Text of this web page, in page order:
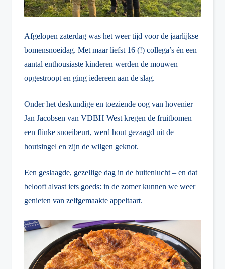
Afgelopen zaterdag was het weer tijd voor de jaarlijkse
bomensnoeidag. Met maar liefst 16 (!) collega’s én een
aantal enthousiaste kinderen werden de mouwen
opgestroopt en ging iedereen aan de slag.
Onder het deskundige en toeziende oog van hovenier
Jan Jacobsen van VDBH West kregen de fruitbomen
een flinke snoeibeurt, werd hout gezaagd uit de
houtsingel en zijn de wilgen geknot.
Een geslaagde, gezellige dag in de buitenlucht – en dat
belooft alvast iets goeds: in de zomer kunnen we weer
genieten van zelfgemaakte appeltaart.